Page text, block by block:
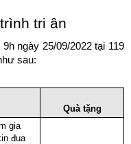
tri ân
ngày 25/09/2022 tại 119
sau:
Quà tặng
gia
đua